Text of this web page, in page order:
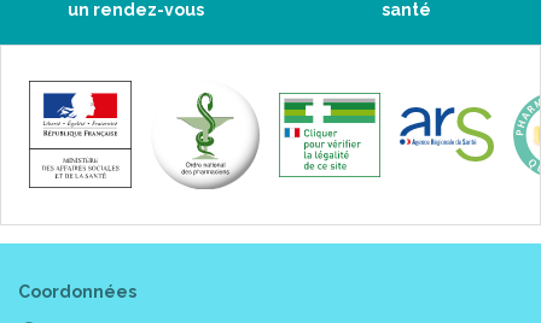
un rendez-vous
santé
Coordonnées